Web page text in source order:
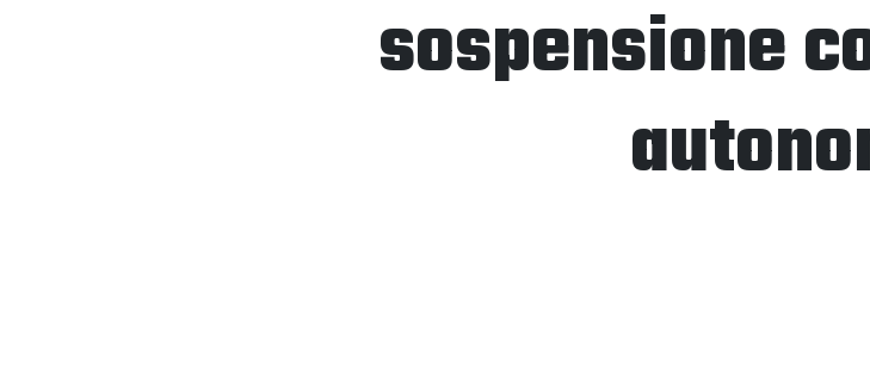
sospensione